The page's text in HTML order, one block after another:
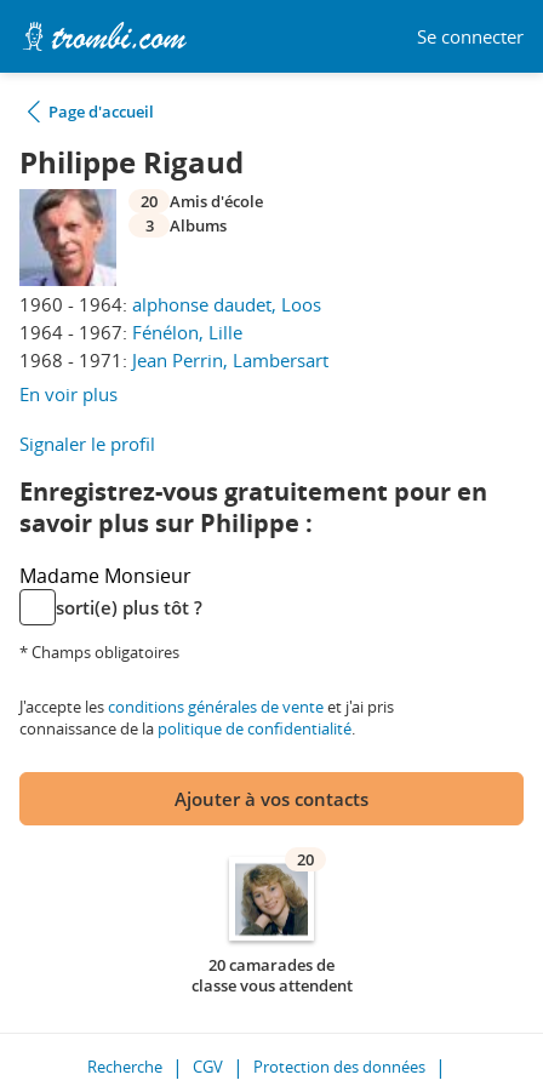
Se connecter
Page d'accueil
Philippe Rigaud
1960 - 1964: alphonse daudet, Loos
1964 - 1967: Fénélon, Lille
1968 - 1971: Jean Perrin, Lambersart
En voir plus
20 Amis d'école
3
Albums
Signaler le profil
Enregistrez-vous gratuitement pour en
savoir plus sur Philippe :
Madame Monsieur
sorti(e) plus tôt ?
* Champs obligatoires
J'accepte lesconditions générales de venteet j'ai pris
connaissance de la politique de confidentialité.
Ajouter à vos contacts
20
20 camarades de
classe vous attendent
Recherche CGV
Protection des données